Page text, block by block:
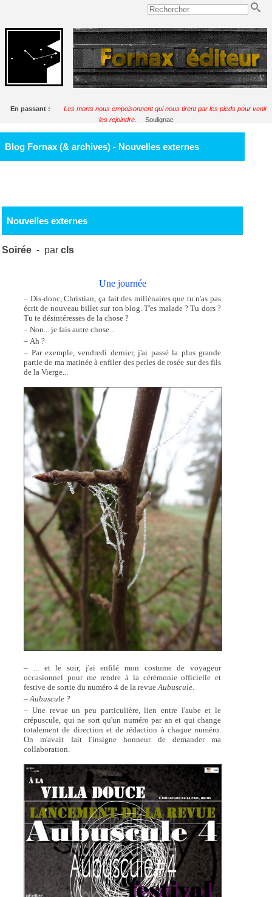
En passant :
Les morts nous empoisonnent qui nous tirent par les pieds pour venir
les rejoindre.
Soulignac
Blog Fornax (& archives) - Nouvelles externes
Nouvelles externes
Soirée - parcls
Une journée
– Dis-donc, Christian, ça fait des millénaires que tu n'as pas
écrit de nouveau billet sur ton blog. T'es malade ? Tu dors ?
Tu te désintéresses de la chose ?
– Non... je fais autre chose...
– Ah ?
– Par exemple, vendredi dernier, j'ai passé la plus grande
partie de ma matinée à enfiler des perles de rosée sur des fils
de la Vierge...
– ... et le soir, j'ai enfilé mon costume de voyageur
occasionnel pour me rendre à la cérémonie officielle et
festive de sortie du numéro 4 de la revueAubuscule.
–Aubuscule ?
– Une revue un peu particulière, lien entre l'aube et le
crépuscule, qui ne sort qu'un numéro par an et qui change
totalement de direction et de rédaction à chaque numéro.
On m'avait fait l'insigne honneur de demander ma
collaboration.